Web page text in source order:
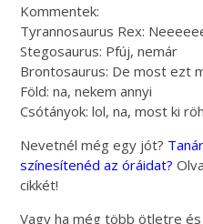
Kommentek:
Tyrannosaurus Rex:
Stegosaurus: Pfúj, nemár
Brontosaurus: De most ezt
Föld: na, nekem annyi
Csótányok: lol, na, most ki
Nevetnél még egy jót?
színesítenéd az óráidat?
cikkét!
Vagy ha még több ötletre